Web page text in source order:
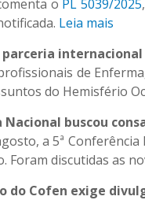
o PL 5039/2025
Leia mais
internacional
de
do Hemisfério
Nacional buscou
a 5ª
Foram discutidas as
do Cofen exige